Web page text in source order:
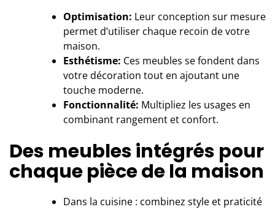
Optimisation: Leur conception sur mesure
permet d’utiliser chaque recoin de votre
maison.
Esthétisme: Ces meubles se fondent dans
votre décoration tout en ajoutant une
touche moderne.
Fonctionnalité: Multipliez les usages en
combinant rangement et confort.
Des meubles intégrés pour
chaque pièce de la maison
Dans la cuisine : combinez style et praticité